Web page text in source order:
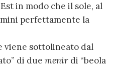
in modo che il sole, al
perfettamente la
viene sottolineato dal
di due menir di “beola